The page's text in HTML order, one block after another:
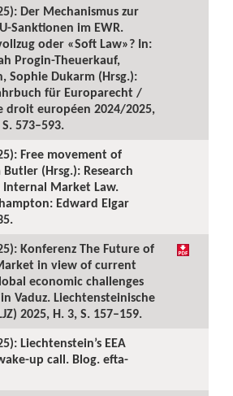
Der Mechanismus zur
Sanktionen im EWR.
oder «Soft Law»? In:
Progin-Theuerkauf,
Sophie Dukarm (Hrsg.):
für Europarecht /
droit européen 2024/2025,
573–593.
Free movement of
(Hrsg.): Research
Internal Market Law.
Edward Elgar
Konferenz The Future of
in view of current
economic challenges
Vaduz. Liechtensteinische
2025, H. 3, S. 157–159.
Liechtenstein’s EEA
up call. Blog. efta-